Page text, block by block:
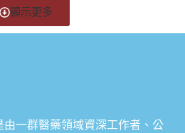
顯示更多
一群醫藥領域資深工作者、公